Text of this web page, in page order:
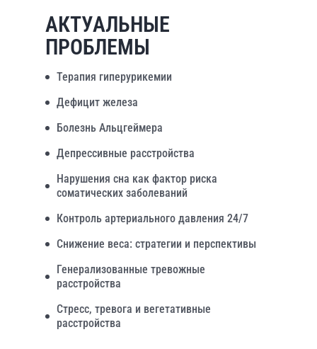
АКТУАЛЬНЫЕ
ПРОБЛЕМЫ
Терапия гиперурикемии
Дефицит железа
Болезнь Альцгеймера
Депрессивные расстройства
Нарушения сна как фактор риска
соматических заболеваний
Контроль артериального давления 24/7
Снижение веса: стратегии и перспективы
Генерализованные тревожные
расстройства
Стресс, тревога и вегетативные
расстройства